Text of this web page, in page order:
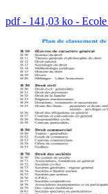
pdf - 141,03 ko -